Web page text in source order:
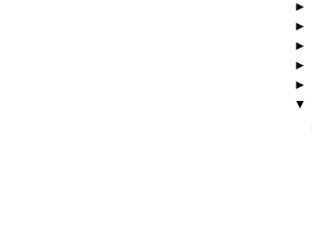
►
►
►
►
►
▼